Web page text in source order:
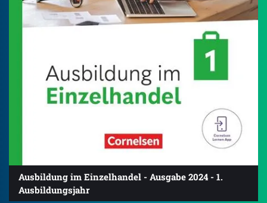
Ausbildung im Einzelhandel - Ausgabe 2024 - 1.
Ausbildungsjahr